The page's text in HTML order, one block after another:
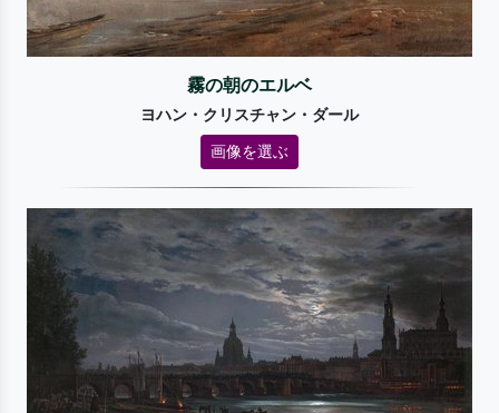
霧の朝のエルベ
ヨハン・クリスチャン・ダール
画像を選ぶ